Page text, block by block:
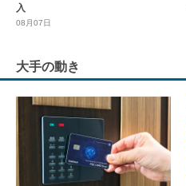
入
08月07日
大手の動き